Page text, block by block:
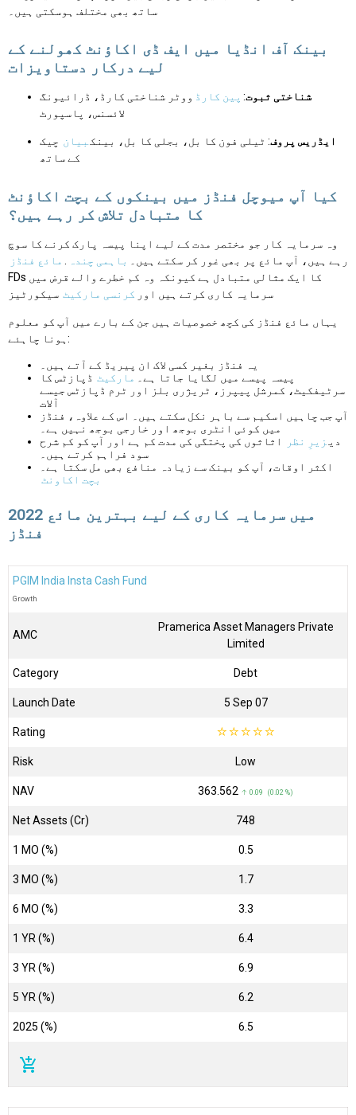
ساتھ بھی مختلف ہوسکتی ہیں۔
بینک آف انڈیا میں ایف ڈی اکاؤنٹ کھولنے کے
لیے درکار دستاویزات
شناختی ثبوت: پین کارڈ ووٹر شناختی کارڈ، ڈرائیونگ
لائسنس، پاسپورٹ
ایڈریس پروف: ٹیلی فون کا بل، بجلی کا بل، بینکبیان چیک
کے ساتھ
کیا آپ میوچل فنڈز میں بینکوں کے بچت اکاؤنٹ
کا متبادل تلاش کر رہے ہیں؟
وہ سرمایہ کار جو مختصر مدت کے لیے اپنا پیسہ پارک کرنے کا سوچ
رہے ہیں، آپ مائع پر بھی غور کر سکتے ہیں۔
باہمی چندہ
مائع فنڈز
FDs کا ایک مثالی متبادل ہے کیونکہ وہ کم خطرے والے قرض میں
سرمایہ کاری کرتے ہیں اور کرنسی مارکیٹ سیکورٹیز
یہاں مائع فنڈز کی کچھ خصوصیات ہیں جن کے بارے میں آپ کو معلوم
ہونا چاہئے:
یہ فنڈز بغیر کسی لاک ان پیریڈ کے آتے ہیں۔
پیسہ پیسے میں لگایا جاتا ہے۔
مارکیٹ ڈپازٹس کا
سرٹیفکیٹ، کمرشل پیپرز، ٹریژری بلز اور ٹرم ڈپازٹس جیسے
آلات
آپ جب چاہیں اسکیم سے باہر نکل سکتے ہیں۔ اس کے علاوہ، فنڈز
میں کوئی انٹری بوجھ اور خارجی بوجھ نہیں ہے۔
دی زیرِ نظر
اثاثوں کی پختگی کی مدت کم ہے اور آپ کو کم شرح
سود فراہم کرتے ہیں۔
اکثر اوقات، آپ کو بینک سے زیادہ منافع بھی مل سکتا ہے۔
بچت اکاونٹ
2022 میں سرمایہ کاری کے لیے بہترین مائع
فنڈز
PGIM India Insta Cash Fund
Growth
AMC
Pramerica Asset Managers Private
Limited
Category Debt
Launch Date 5 Sep 07
Rating ☆☆☆☆☆
Risk Low
NAV ₹363.562 ↑ 0.09 (0.02 %)
Net Assets (Cr) ₹748
1 MO (%) 0.5
3 MO (%) 1.7
6 MO (%) 3.3
1 YR (%) 6.4
3 YR (%) 6.9
5 YR (%) 6.2
2025 (%) 6.5
add_shopping_cart